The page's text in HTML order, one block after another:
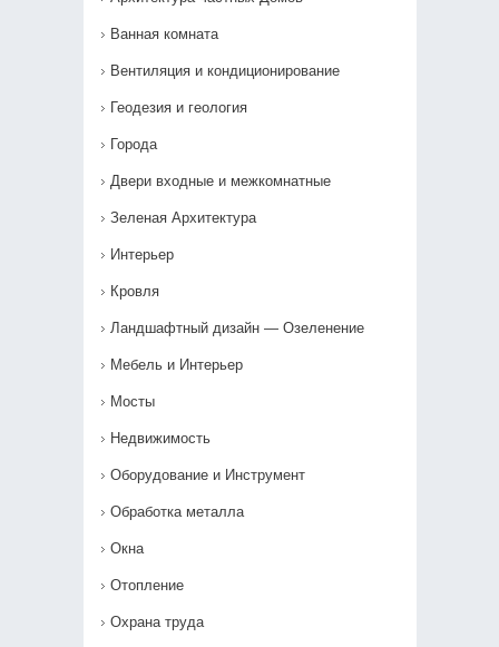
Ванная комната
Вентиляция и кондиционирование
Геодезия и геология
Города
Двери входные и межкомнатные
Зеленая Архитектура
Интерьер
Кровля
Ландшафтный дизайн — Озеленение‎
Мебель и Интерьер
Мосты
Недвижимость
Оборудование и Инструмент
Обработка металла
Окна
Отопление
Охрана труда